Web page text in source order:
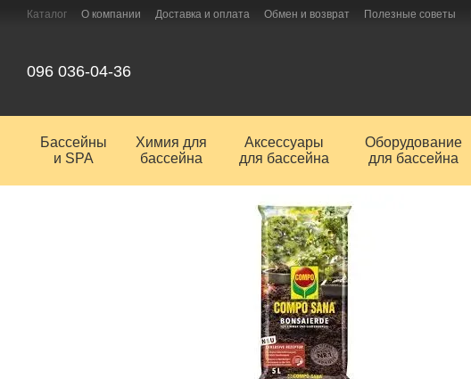
Перейти к основному контенту
Каталог О компании Доставка и оплата Обмен и возврат Полезные советы
096 036-04-36
Бассейны
и SPA
Химия для
бассейна
Аксессуары
для бассейна
Оборудование
для бассейна